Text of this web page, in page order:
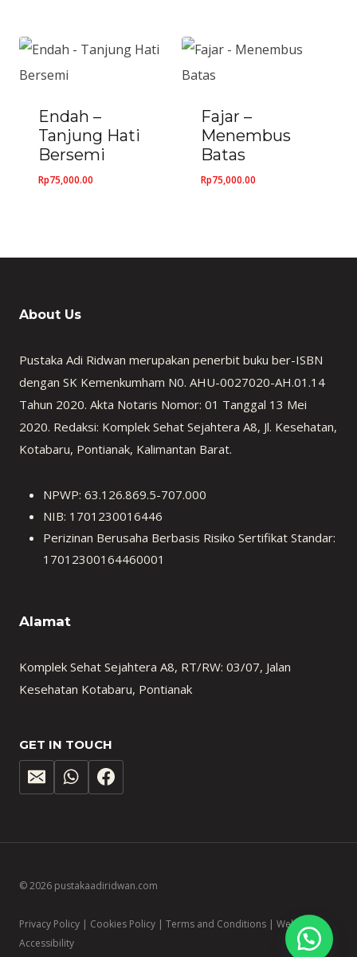
Endah –
Tanjung Hati
Bersemi
Rp75,000.00
Fajar –
Menembus
Batas
Rp75,000.00
About Us
Pustaka Adi Ridwan merupakan penerbit buku ber-ISBN
dengan SK Kemenkumham N0. AHU-0027020-AH.01.14
Tahun 2020. Akta Notaris Nomor: 01 Tanggal 13 Mei
2020. Redaksi: Komplek Sehat Sejahtera A8, Jl. Kesehatan,
Kotabaru, Pontianak, Kalimantan Barat.
NPWP: 63.126.869.5-707.000
NIB: 1701230016446
Perizinan Berusaha Berbasis Risiko Sertifikat Standar:
17012300164460001
Alamat
Komplek Sehat Sejahtera A8, RT/RW: 03/07, Jalan
Kesehatan Kotabaru, Pontianak
GET IN TOUCH
© 2026 pustakaadiridwan.com
Privacy Policy | Cookies Policy | Terms and Conditions | Website
Accessibility